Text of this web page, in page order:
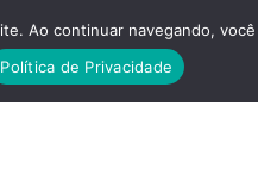
Ao continuar navegando,
Política de Privacidade